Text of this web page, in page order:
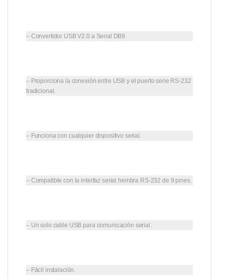
– Convertidor USB V2.0 a Serial DB9.
– Proporciona la conexión entre USB y el puerto serie RS-232
tradicional.
– Funciona con cualquier dispositivo serial.
– Compatible con la interfaz serial hembra RS-232 de 9 pines.
– Un solo cable USB para comunicación serial.
– Fácil instalación.